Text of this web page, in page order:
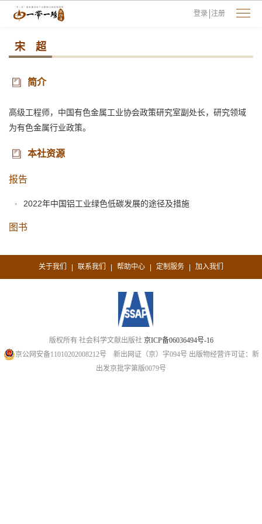
登录 注册
宋 超
简介
高级工程师，中国有色金属工业协会政策研究室副处长，研究领域
为有色金属行业政策。
本社资源
报告
2022年中国铝工业绿色低碳发展的途径及措施
图书
关于我们 | 联系我们 | 帮助中心 | 定制服务 | 加入我们
版权所有 社会科学文献出版社 京ICP备06036494号-16
京公网安备11010202008212号 新出网证（京）字094号 出版物经营许可证：新
出发京批字第版0079号